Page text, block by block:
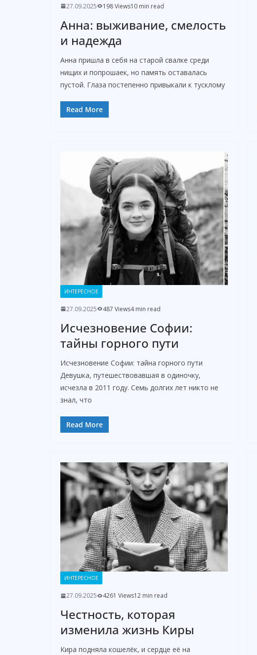
27.09.2025 198 Views10 min read
Анна: выживание, смелость
и надежда
Анна пришла в себя на старой свалке среди
нищих и попрошаек, но память оставалась
пустой. Глаза постепенно привыкали к тусклому
Read More
ИНТЕРЕСНОЕ
27.09.2025 487 Views4 min read
Исчезновение Софии:
тайны горного пути
Исчезновение Софии: тайна горного пути
Девушка, путешествовавшая в одиночку,
исчезла в 2011 году. Семь долгих лет никто не
знал, что
Read More
ИНТЕРЕСНОЕ
27.09.2025 4261 Views12 min read
Честность, которая
изменила жизнь Киры
Кира подняла кошелёк, и сердце её на